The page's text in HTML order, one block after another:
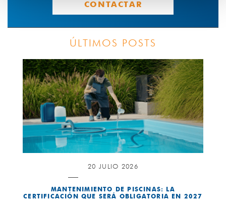
CONTACTAR
ÚLTIMOS POSTS
20 JULIO 2026
MANTENIMIENTO DE PISCINAS: LA
CERTIFICACIÓN QUE SERÁ OBLIGATORIA EN 2027